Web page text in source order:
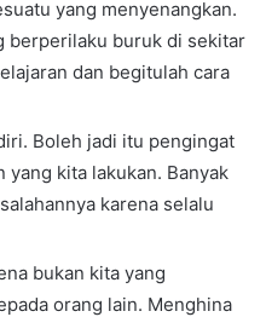
yang menyenangkan.
berperilaku buruk di sekitar
dan begitulah cara
Boleh jadi itu pengingat
yang kita lakukan. Banyak
karena selalu
bukan kita yang
orang lain. Menghina